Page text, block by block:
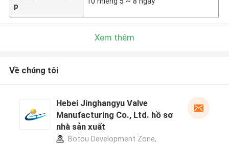
p
Xem thêm
Về chúng tôi
Hebei Jinghangyu Valve
Manufacturing Co., Ltd. hồ sơ
nhà sản xuất
Botou Development Zone,